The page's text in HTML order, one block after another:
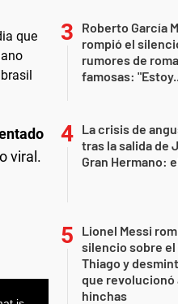
viral.
Roberto García
rompió el
rumores de
famosas:
La crisis de
tras la salida de
Gran Hermano:
Lionel Messi
silencio sobre
Thiago y
que revolucionó
hinchas